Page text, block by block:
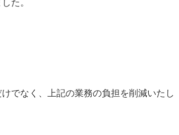
た。
でなく、上記の業務の負担を削減いたし